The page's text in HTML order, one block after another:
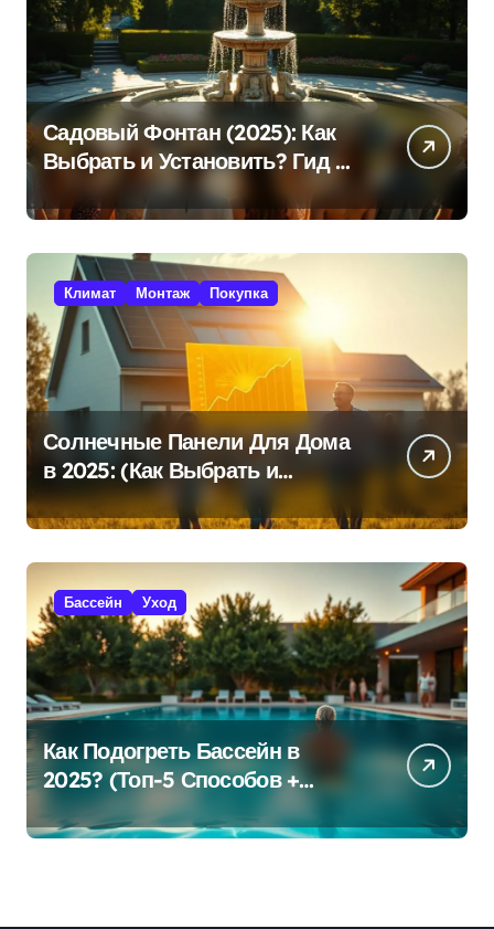
Садовый Фонтан (2025): Как
Выбрать и Установить? Гид +
Советы!
Климат Монтаж Покупка
Солнечные Панели Для Дома
в 2025: (Как Выбрать и
Сэкономить?)
Бассейн Уход
Как Подогреть Бассейн в
2025? (Топ-5 Способов +
Экономия!)